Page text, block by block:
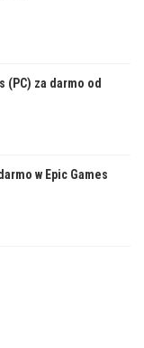
(PC) za darmo od
w Epic Games